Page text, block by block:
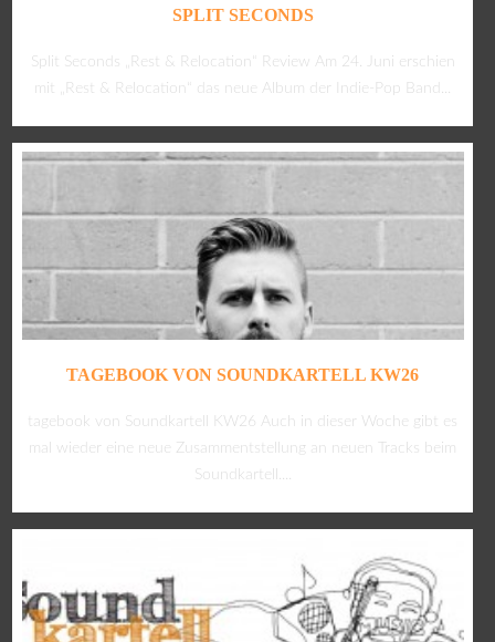
SPLIT SECONDS
Split Seconds „Rest & Relocation“ Review Am 24. Juni erschien
mit „Rest & Relocation“ das neue Album der Indie-Pop Band...
TAGEBOOK VON SOUNDKARTELL KW26
tagebook von Soundkartell KW26 Auch in dieser Woche gibt es
mal wieder eine neue Zusammentstellung an neuen Tracks beim
Soundkartell....